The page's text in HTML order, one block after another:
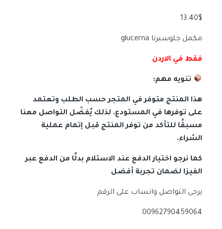
13.40$
مكمل جلوسيرنا glucerna
فقط في الاردن
تنويه مهم:
هذا المنتج متوفر في المتجر حسب الطلب وتعتمد
على توفرها في المستودع. لذلك يُفضّل التواصل معنا
مسبقًا للتأكد من توفر المنتج قبل إتمام عملية
الشراء.
كما نرجو اختيار الدفع عند الاستلام بدلًا من الدفع عبر
الفيزا لضمان تجربة أفضل
يرجى التواصل واتساب على الرقم
00962790459064